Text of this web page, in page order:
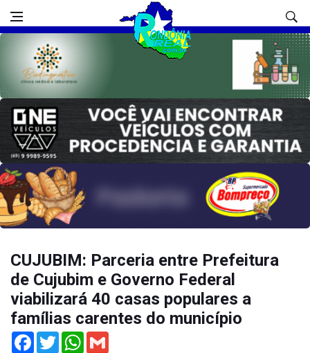
CUJUBIM: Parceria entre Prefeitura
de Cujubim e Governo Federal
viabilizará 40 casas populares a
famílias carentes do município
Facebook
TwitterWhatsApp